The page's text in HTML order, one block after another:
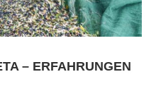
– ERFAHRUNGEN